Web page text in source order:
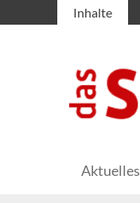
Inhalte
Aktuelles